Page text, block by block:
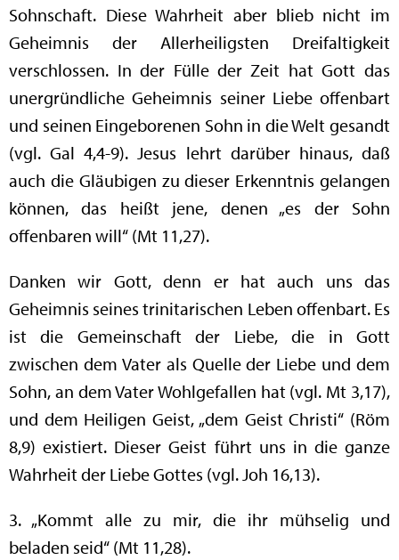
Sohnschaft. Diese Wahrheit aber blieb nicht im
Geheimnis der Allerheiligsten Dreifaltigkeit
verschlossen. In der Fülle der Zeit hat Gott das
unergründliche Geheimnis seiner Liebe offenbart
und seinen Eingeborenen Sohn in die Welt gesandt
(vgl. Gal 4,4-9). Jesus lehrt darüber hinaus, daß
auch die Gläubigen zu dieser Erkenntnis gelangen
können, das heißt jene, denen „es der Sohn
offenbaren will“ (Mt 11,27).
Danken wir Gott, denn er hat auch uns das
Geheimnis seines trinitarischen Leben offenbart. Es
ist die Gemeinschaft der Liebe, die in Gott
zwischen dem Vater als Quelle der Liebe und dem
Sohn, an dem Vater Wohlgefallen hat (vgl. Mt 3,17),
und dem Heiligen Geist, „dem Geist Christi“ (Röm
8,9) existiert. Dieser Geist führt uns in die ganze
Wahrheit der Liebe Gottes (vgl. Joh 16,13).
3. „Kommt alle zu mir, die ihr mühselig und
beladen seid“ (Mt 11,28).